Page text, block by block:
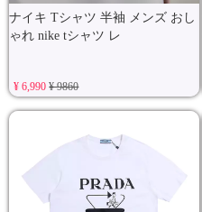
ナイキ Tシャツ 半袖 メンズ おし
ゃれ nike tシャツ レ
¥ 6,990¥ 9860